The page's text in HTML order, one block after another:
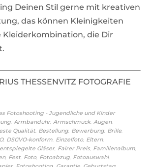
Deinen Stil gerne mit kreativen
das können Kleinigkeiten
Kleiderkombination, die Dir
THESSENVITZ FOTOGRAFIE
Fotoshooting - Jugendliche und Kinder
, Armbanduhr, Armschmuck, Augen,
Qualität, Bestellung, Bewerbung, Brille,
, DSGVO-konform, Einzelfoto, Eltern,
entspiegelte Gläser, Fairer Preis, Familienalbum,
, Fest, Foto, Fotoabzug, Fotoauswahl,